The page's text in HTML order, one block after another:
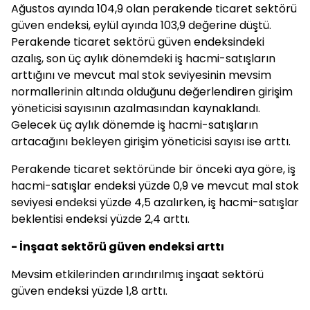
Ağustos ayında 104,9 olan perakende ticaret sektörü
güven endeksi, eylül ayında 103,9 değerine düştü.
Perakende ticaret sektörü güven endeksindeki
azalış, son üç aylık dönemdeki iş hacmi-satışların
arttığını ve mevcut mal stok seviyesinin mevsim
normallerinin altında olduğunu değerlendiren girişim
yöneticisi sayısının azalmasından kaynaklandı.
Gelecek üç aylık dönemde iş hacmi-satışların
artacağını bekleyen girişim yöneticisi sayısı ise arttı.
Perakende ticaret sektöründe bir önceki aya göre, iş
hacmi-satışlar endeksi yüzde 0,9 ve mevcut mal stok
seviyesi endeksi yüzde 4,5 azalırken, iş hacmi-satışlar
beklentisi endeksi yüzde 2,4 arttı.
- İnşaat sektörü güven endeksi arttı
Mevsim etkilerinden arındırılmış inşaat sektörü
güven endeksi yüzde 1,8 arttı.